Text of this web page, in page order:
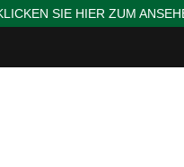
SIE HIER ZUM